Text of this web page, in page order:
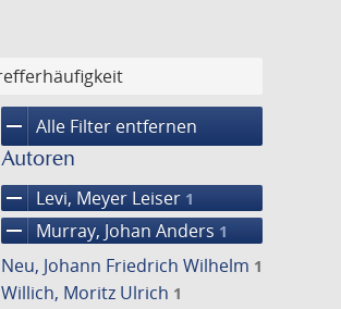
remove Alle Filter entfernen
Autoren
remove Levi, Meyer Leiser 1
remove Murray, Johan Anders 1
Neu, Johann Friedrich Wilhelm 1
Willich, Moritz Ulrich 1